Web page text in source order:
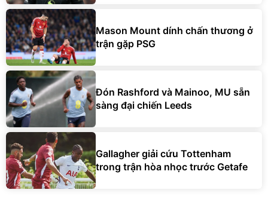
Mason Mount dính chấn thương ở
trận gặp PSG
Đón Rashford và Mainoo, MU sẵn
sàng đại chiến Leeds
Gallagher giải cứu Tottenham
trong trận hòa nhọc trước Getafe